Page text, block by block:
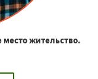
жительство.